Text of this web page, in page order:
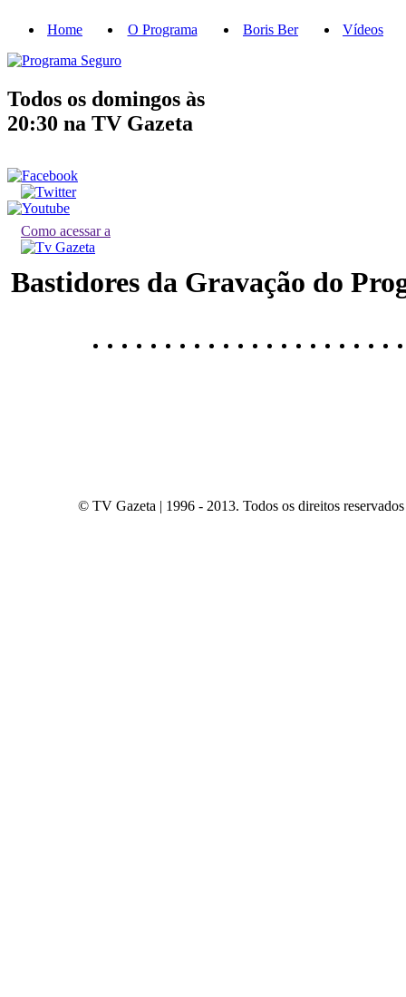
Home O Programa Boris Ber Vídeos
Todos os domingos às
20:30 na TV Gazeta
Como acessar a
Bastidores da Gravação do
© TV Gazeta | 1996 - 2013. Todos os direitos reservados